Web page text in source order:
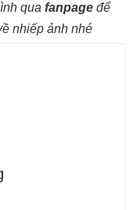
qua fanpage để
nhiếp ảnh nhé